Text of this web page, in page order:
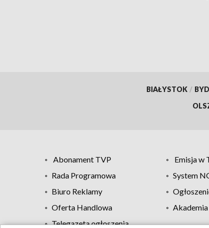
BIAŁYSTOK /
Abonament TVP Emisja w
Rada Programowa
System
Biuro Reklamy
Oferta Handlowa
Telegazeta ogłoszenia